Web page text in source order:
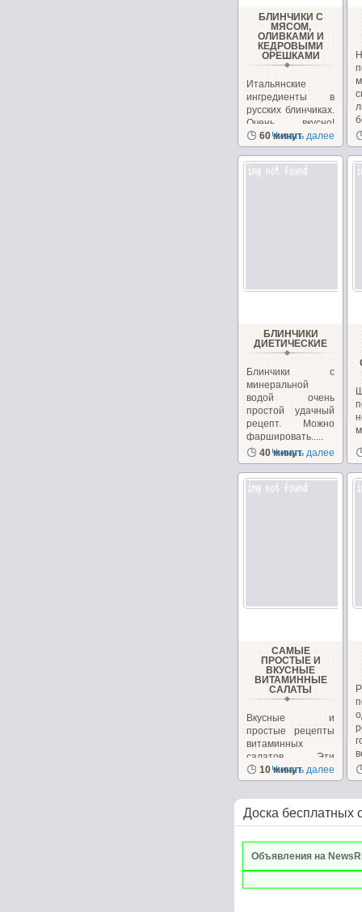
БЛИНЧИКИ С
МЯСОМ,
ОЛИВКАМИ И
КЕДРОВЫМИ
ОРЕШКАМИ
Итальянские
ингредиенты в
русских блинчиках.
Очень вкусно!
Необычно, на
сайте...
60 минут
Читать далее
БЛИНЧИКИ
ДИЕТИЧЕСКИЕ
Блинчики с
минеральной
водой очень
простой удачный
рецепт. Можно
фаршировать.....
40 минут
Читать далее
САМЫЕ
ПРОСТЫЕ И
ВКУСНЫЕ
ВИТАМИННЫЕ
САЛАТЫ
Вкусные и
простые рецепты
витаминных
салатов. Эти
салаты очень
вкусные сами...
10 минут
Читать далее
Доска бесплатных
Объявления на